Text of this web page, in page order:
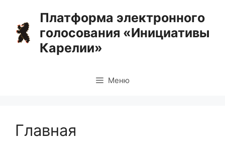
содержимому
Платформа электронного
голосования «Инициативы
Карелии»
Меню
Главная